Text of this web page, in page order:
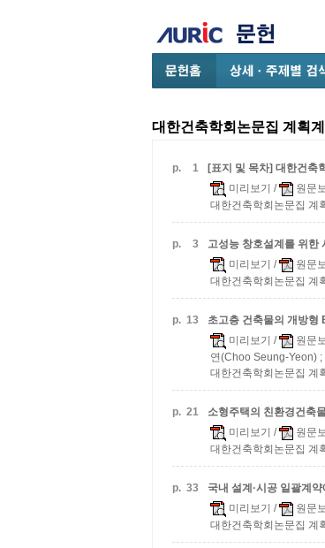
대한건축학회논문집 계획
p. 1
[표지 및 목차] 대한건축
미리보기 / 원문
대한건축학회논문집 계
p. 3
고성능 창호설계를 위한
미리보기 / 원문
대한건축학회논문집 계
p. 13
초고층 건축물의 개방형
미리보기 / 원문
연(Choo Seung-Yeon)
대한건축학회논문집 계
p. 21
소형주택의 친환경건축
미리보기 / 원문
대한건축학회논문집 계
p. 33
국내 설계·시공 일괄계
미리보기 / 원문
대한건축학회논문집 계